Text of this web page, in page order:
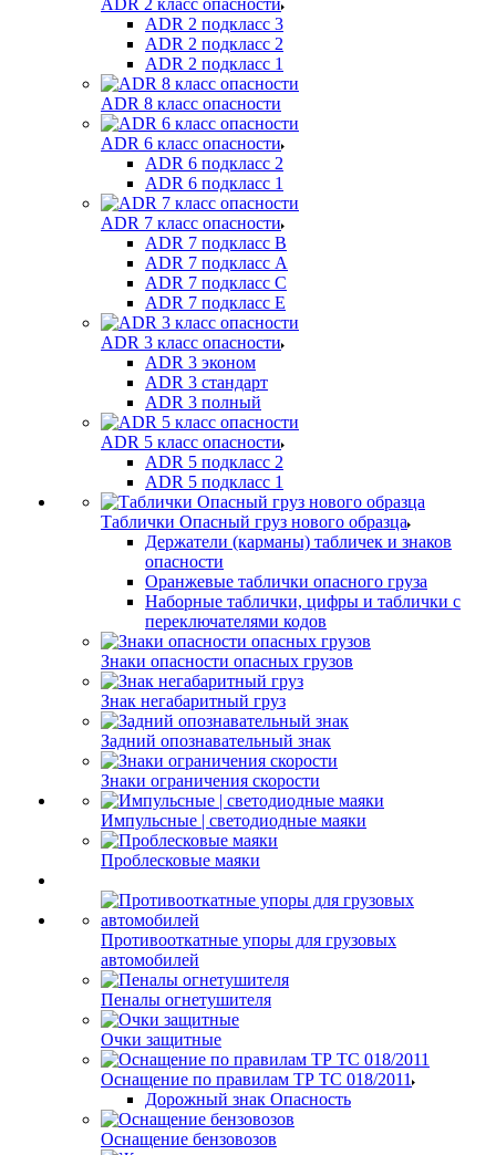
ADR 2 класс опасности
ADR 2 подкласс 3
ADR 2 подкласс 2
ADR 2 подкласс 1
ADR 8 класс опасности
ADR 6 класс опасности
ADR 6 подкласс 2
ADR 6 подкласс 1
ADR 7 класс опасности
ADR 7 подкласс B
ADR 7 подкласс A
ADR 7 подкласс C
ADR 7 подкласс E
ADR 3 класс опасности
ADR 3 эконом
ADR 3 стандарт
ADR 3 полный
ADR 5 класс опасности
ADR 5 подкласс 2
ADR 5 подкласс 1
Таблички Опасный груз нового образца
Держатели (карманы) табличек и знаков
опасности
Оранжевые таблички опасного груза
Наборные таблички, цифры и таблички с
переключателями кодов
Знаки опасности опасных грузов
Знак негабаритный груз
Задний опознавательный знак
Знаки ограничения скорости
Импульсные | светодиодные маяки
Проблесковые маяки
Противооткатные упоры для грузовых
автомобилей
Пеналы огнетушителя
Очки защитные
Оснащение по правилам ТР ТС 018/2011
Дорожный знак Опасность
Оснащение бензовозов